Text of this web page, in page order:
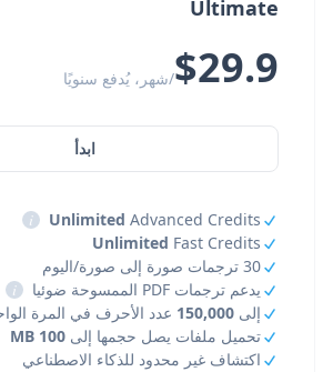
Ultimate
$29.9/شهر، يُدفع سنويًا
ابدأ
Unlimited Advanced Credits
i
Unlimited Fast Credits
30 ترجمات صورة إلى صورة/اليوم
يدعم ترجمات PDF الممسوحة ضوئيا
i
إلى 150,000 عدد الأحرف في المرة
تحميل ملفات يصل حجمها إلى 100 MB
اكتشاف غير محدود للذكاء الاصطناعي